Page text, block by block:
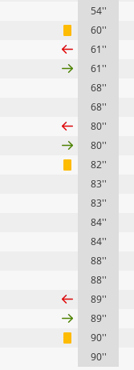
54''
60''
61''
61''
68''
68''
80''
80''
82''
83''
83''
84''
84''
88''
88''
89''
89''
90''
90''